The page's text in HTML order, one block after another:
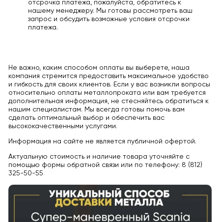
отсрочка платежа, пожалуйста, обратитесь к
нашему менеджеру. Мы готовы рассмотреть ваш
запрос и обсудить возможные условия отсрочки
платежа.
Не важно, каким способом оплаты вы выберете, наша
компания стремится предоставить максимальное удобство
и гибкость для своих клиентов. Если у вас возникли вопросы
относительно оплаты металлопроката или вам требуется
дополнительная информация, не стесняйтесь обратиться к
нашим специалистам. Мы всегда готовы помочь вам
сделать оптимальный выбор и обеспечить вас
высококачественными услугами.
Информация на сайте не является публичной офертой.
Актуальную стоимость и наличие товара уточняйте с
помощью формы обратной связи или по телефону: 8 (812)
325-50-55